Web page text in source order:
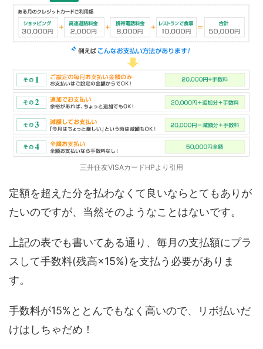
三井住友VISAカードHPより引用
定額を超えた分を払わなくて良いならとてもありが
たいのですが、当然そのようなことはないです。
上記の表でも書いてある通り、毎月の支払額にプラ
スして手数料(残高×15%)を支払う必要がありま
す。
手数料が15%ととんでもなく高いので、リボ払いだ
けはしちゃだめ！